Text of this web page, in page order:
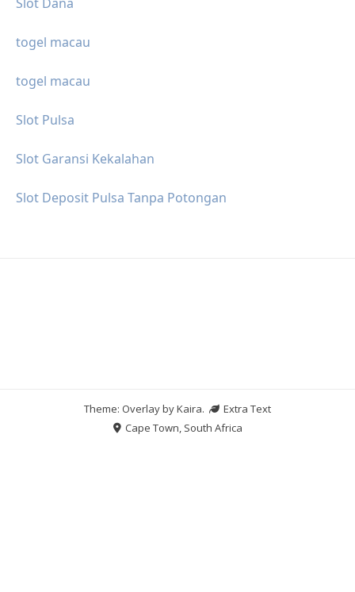
togel macau
togel macau
Slot Pulsa
Slot Garansi Kekalahan
Slot Deposit Pulsa Tanpa Potongan
Theme: Overlay byKaira.
Extra Text
Cape Town, South Africa